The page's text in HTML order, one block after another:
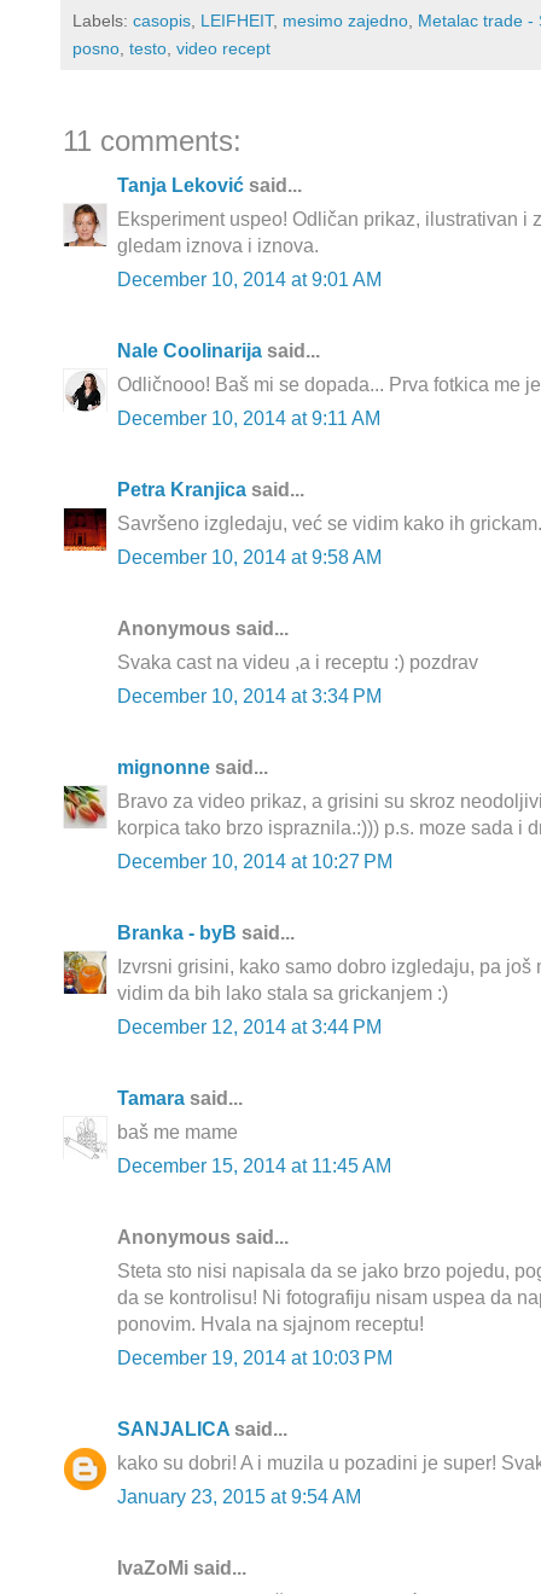
Labels: casopis, LEIFHEIT, mesimo zajedno, Metalac trade -
posno, testo, video recept
11 comments:
Tanja Leković said...
Eksperiment uspeo! Odličan prikaz, ilustrativan i
gledam iznova i iznova.
December 10, 2014 at 9:01 AM
Nale Coolinarija said...
Odličnooo! Baš mi se dopada... Prva fotkica me
December 10, 2014 at 9:11 AM
Petra Kranjica said...
Savršeno izgledaju, već se vidim kako ih grickam.
December 10, 2014 at 9:58 AM
Anonymous said...
Svaka cast na videu ,a i receptu :) pozdrav
December 10, 2014 at 3:34 PM
mignonne said...
Bravo za video prikaz, a grisini su skroz
korpica tako brzo ispraznila.:))) p.s. moze sada i
December 10, 2014 at 10:27 PM
Branka - byB said...
Izvrsni grisini, kako samo dobro izgledaju, pa još
vidim da bih lako stala sa grickanjem :)
December 12, 2014 at 3:44 PM
Tamara said...
baš me mame
December 15, 2014 at 11:45 AM
Anonymous said...
Steta sto nisi napisala da se jako brzo pojedu,
da se kontrolisu! Ni fotografiju nisam uspea da
ponovim. Hvala na sjajnom receptu!
December 19, 2014 at 10:03 PM
SANJALICA said...
kako su dobri! A i muzila u pozadini je super!
January 23, 2015 at 9:54 AM
IvaZoMi said...